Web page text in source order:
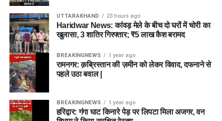
UTTARAKHAND 23 hours ago
Haridwar News: कांवड़ मेले के बीच दो घरों में चोरी का
खुलासा, 3 शातिर गिरफ्तार; ₹5 लाख कैश बरामद
BREAKINGNEWS 1 year ago
रामनगर: क़ब्रिस्तान की ज़मीन को लेकर विवाद, दफनाने से
पहले उठा बवाल |
BREAKINGNEWS 1 year ago
हरिद्वार: गंगा घाट किनारे पेड़ पर लिपटा मिला अजगर, वन